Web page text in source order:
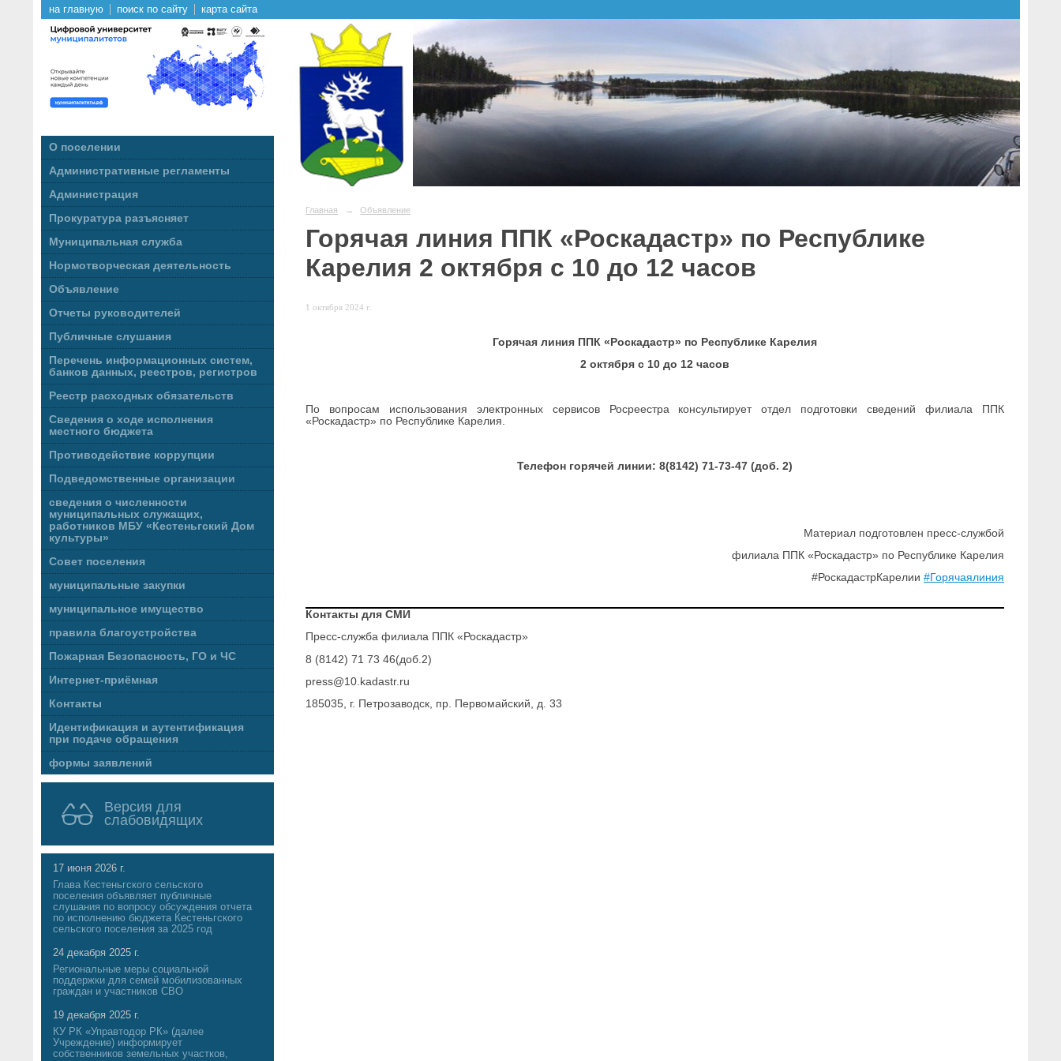
на главную поиск по сайту карта сайта
О поселении
Административные регламенты
Администрация
Прокуратура разъясняет
Муниципальная служба
Нормотворческая деятельность
Объявление
Отчеты руководителей
Публичные слушания
Перечень информационных систем,
банков данных, реестров, регистров
Реестр расходных обязательств
Сведения о ходе исполнения
местного бюджета
Противодействие коррупции
Подведомственные организации
сведения о численности
муниципальных служащих,
работников МБУ «Кестеньгский Дом
культуры»
Совет поселения
муниципальные закупки
муниципальное имущество
правила благоустройства
Пожарная Безопасность, ГО и ЧС
Интернет-приёмная
Контакты
Идентификация и аутентификация
при подаче обращения
формы заявлений
Версия для
слабовидящих
17 июня 2026 г.
Глава Кестеньгского сельского
поселения объявляет публичные
слушания по вопросу обсуждения отчета
по исполнению бюджета Кестеньгского
сельского поселения за 2025 год
24 декабря 2025 г.
Региональные меры социальной
поддержки для семей мобилизованных
граждан и участников СВО
19 декабря 2025 г.
КУ РК «Управтодор РК» (далее
Учреждение) информирует
собственников земельных участков,
Главная → Объявление
Горячая линия ППК «Роскадастр» по Республике
Карелия 2 октября с 10 до 12 часов
1 октября 2024 г.
Горячая линия ППК «Роскадастр» по Республике Карелия
2 октября с 10 до 12 часов
По вопросам использования электронных сервисов Росреестра консультирует отдел подготовки сведений филиала ППК
«Роскадастр» по Республике Карелия.
Телефон горячей линии: 8(8142) 71-73-47 (доб. 2)
Материал подготовлен пресс-службой
филиала ППК «Роскадастр» по Республике Карелия
#РоскадастрКарелии #Горячаялиния
Контакты для СМИ
Пресс-служба филиала ППК «Роскадастр»
8 (8142) 71 73 46(доб.2)
press@10.kadastr.ru
185035, г. Петрозаводск, пр. Первомайский, д. 33